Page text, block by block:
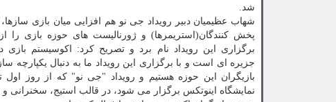
شد.
شهاب عظیمیان دبیر رویداد جی نو هم افزایی میان بازی سازها،
پخش کنندگان(استریمرها) و ژورنالیست های حوزه بازی را
برگزاری این رویداد نام برد و تصریح کرد: اکوسیستم بازی
جزیره ای است و با برگزاری این رویداد ما به دنبال یکپارچه
بازیگران این حوزه هستیم و رویداد "جی نو" که از روز اول
نمایشگاه اینوتکس برگزار می شود، در قالب استیج، سخنرانی و